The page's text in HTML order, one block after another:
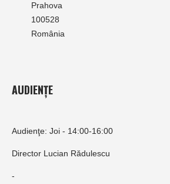
Prahova
100528
România
AUDIENȚE
Audienţe: Joi - 14:00-16:00
Director Lucian Rădulescu
-